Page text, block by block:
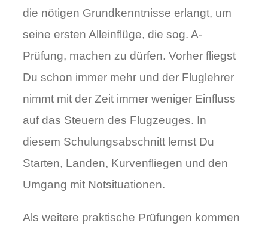
die nötigen Grundkenntnisse erlangt, um
seine ersten Alleinflüge, die sog. A-
Prüfung, machen zu dürfen. Vorher fliegst
Du schon immer mehr und der Fluglehrer
nimmt mit der Zeit immer weniger Einfluss
auf das Steuern des Flugzeuges. In
diesem Schulungsabschnitt lernst Du
Starten, Landen, Kurvenfliegen und den
Umgang mit Notsituationen.
Als weitere praktische Prüfungen kommen